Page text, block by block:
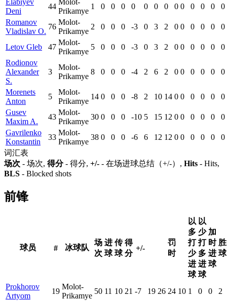
Elabiyev
Deni
44
Molot-
Prikamye
1 0 0 0 0 0 0 0 0 0 0 0 0
0
Romanov
Vladislav O.
76
Molot-
Prikamye
2 0 0 0 -3 0 3 2 0 0 0 0 0 0
Letov Gleb 47
Molot-
Prikamye
5 0 0 0 -3 0 3 2 0 0 0 0 0
0
Rodionov
Alexander
S.
3
Molot-
Prikamye
8 0 0 0 -4 2 6 2 0 0 0 0 0 0
Morenets
Anton
5
Molot-
Prikamye
14 0 0 0 -8 2 10 14 0 0 0 0 0
0
Gusev
Maxim A.
43
Molot-
Prikamye
30 0 0 0 -10 5 15 12 0 0 0 0 0
0
Gavrilenko
Konstantin
33
Molot-
Prikamye
38 0 0 0 -6 6 12 12 0 0 0 0 0
0
词汇表
场次 - 场次, 得分- 得分, +/- - 在场进球总结（+/-）, Hits - Hits,
BLS - Blocked shots
前锋
球员 # 冰球队
场
次
进
球
传
球
得
分
+/-
罚
时
以
多
打
少
进
球
以
少
打
多
进
球
加
时
进
球
胜
球
Prokhorov
Artyom
19
Molot-
Prikamye
50 11 10 21 -7 19 26 24 10 1 0 0
2